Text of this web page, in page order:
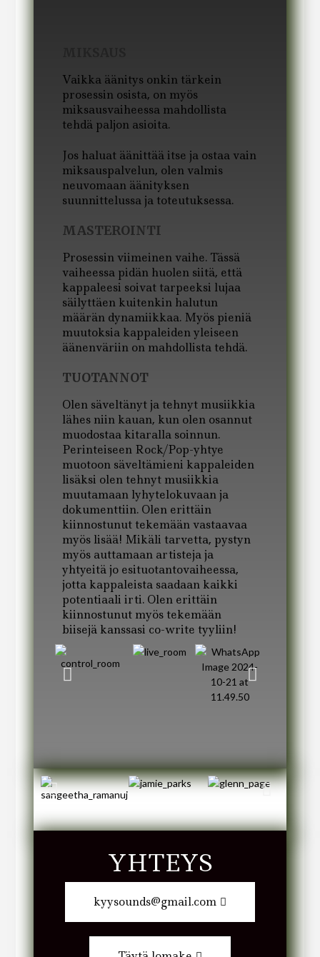
Vaikka äänitys onkin tärkein
prosessin osista, on myös
miksausvaiheessa mahdollista
tehdä paljon asioita.
Jos haluat äänittää itse ja ostaa vain
miksauspalvelun, olen valmis
neuvomaan äänityksen
suunnittelussa ja toteutuksessa.
MASTEROINTI
Prosessin viimeinen vaihe. Tässä
vaiheessa pidän huolen siitä, että
kappaleesi soivat tarpeeksi lujaa
säilyttäen kuitenkin halutun
määrän dynamiikkaa. Myös pieniä
muutoksia kappaleiden yleiseen
äänenväriin on mahdollista tehdä.
TUOTANNOT
Olen säveltänyt ja tehnyt musiikkia
lähes niin kauan, kun olen osannut
muodostaa kitaralla soinnun.
Perinteiseen Rock/Pop-yhtye
muotoon säveltämieni kappaleiden
lisäksi olen tehnyt musiikkia
muutamaan lyhytelokuvaan ja
dokumenttiin. Olen erittäin
kiinnostunut tekemään vastaavaa
myös lisää! Mikäli tarvetta, pystyn
myös auttamaan artisteja ja
yhtyeitä jo esituotantovaiheessa,
jotta kappaleista saadaan kaikki
potentiaali irti. Olen erittäin
kiinnostunut myös tekemään
biisejä kanssasi co-write tyyliin!
YHTEYS
kyysounds@gmail.com